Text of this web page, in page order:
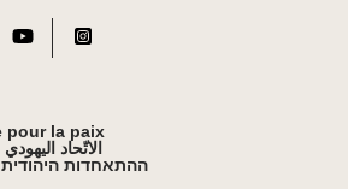
pour la paix
الاتّحاد
ההתאחדות